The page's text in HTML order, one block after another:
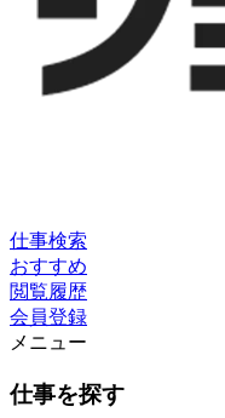
仕事検索
おすすめ
閲覧履歴
会員登録
メニュー
仕事を探す